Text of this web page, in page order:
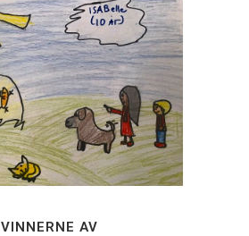
VINNERNE AV